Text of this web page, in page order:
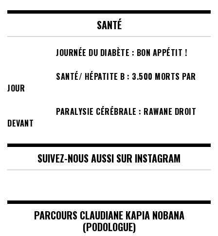
SANTÉ
JOURNÉE DU DIABÈTE : BON APPÉTIT !
SANTÉ/ HÉPATITE B : 3.500 MORTS PAR
JOUR
PARALYSIE CÉRÉBRALE : RAWANE DROIT
DEVANT
SUIVEZ-NOUS AUSSI SUR INSTAGRAM
PARCOURS CLAUDIANE KAPIA NOBANA
(PODOLOGUE)